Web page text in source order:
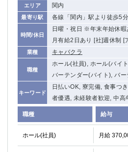
エリア 関内
最寄り駅 各線「関内」駅より徒歩5分
時間/休日
日曜・祝日 ※年末年始休
月有給2日あり [社]週休制 [
業種 キャバクラ
職種
ホール(社員), ホール(バイ
バーテンダー(バイト), バ
キーワード
日払いOK, 寮完備, 食事つ
者優遇, 未経験者歓迎, 中
職種 給与
ホール(社員) 月給